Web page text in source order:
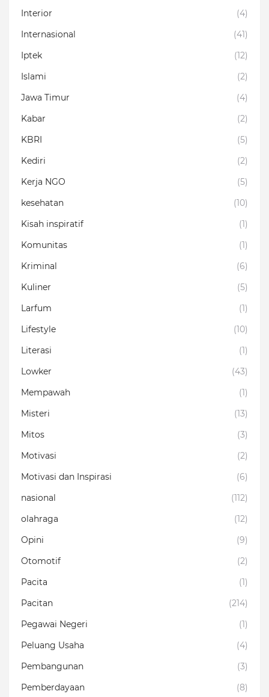
Interior
(4)
Internasional
(41)
Iptek
(12)
Islami
(2)
Jawa Timur
(4)
Kabar
(2)
KBRI
(5)
Kediri
(2)
Kerja NGO
(5)
kesehatan
(10)
Kisah inspiratif
(1)
Komunitas
(1)
Kriminal
(6)
Kuliner
(5)
Larfum
(1)
Lifestyle
(10)
Literasi
(1)
Lowker
(43)
Mempawah
(1)
Misteri
(13)
Mitos
(3)
Motivasi
(2)
Motivasi dan Inspirasi
(6)
nasional
(112)
olahraga
(12)
Opini
(9)
Otomotif
(2)
Pacita
(1)
Pacitan
(214)
Pegawai Negeri
(1)
Peluang Usaha
(4)
Pembangunan
(3)
Pemberdayaan
(8)